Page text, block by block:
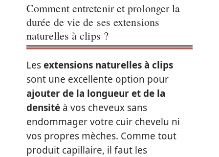
Comment entretenir et prolonger la
durée de vie de ses extensions
naturelles à clips ?
Lesextensions naturelles à clips
sont une excellente option pour
ajouter de la longueur et de la
densité à vos cheveux sans
endommager votre cuir chevelu ni
vos propres mèches. Comme tout
produit capillaire, il faut les